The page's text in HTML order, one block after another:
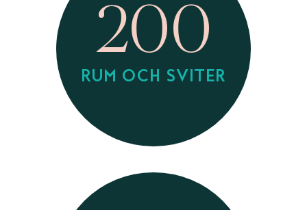
200
RUM OCH SVITER